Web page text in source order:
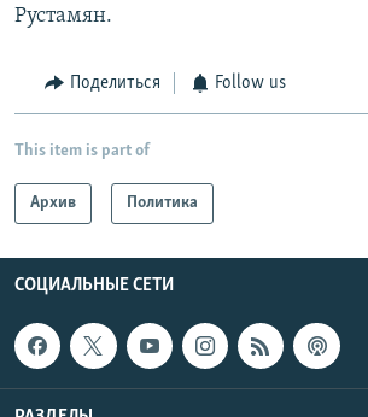
Рустамян.
Поделиться Follow us
This item is part of
Архив Политика
СОЦИАЛЬНЫЕ СЕТИ